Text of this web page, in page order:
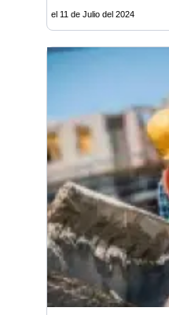
el 11 de Julio del 2024